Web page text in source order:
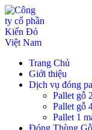
Trang Chủ
Giới thiệu
Dịch vụ đóng
Pallet gỗ
Pallet gỗ
Pallet 1
Đóng Thùng Gỗ